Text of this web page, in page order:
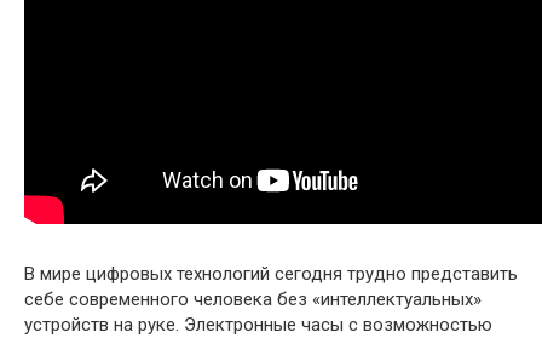
В мире цифровых технологий сегодня трудно представить
себе современного человека без «интеллектуальных»
устройств на руке. Электронные часы с возможностью